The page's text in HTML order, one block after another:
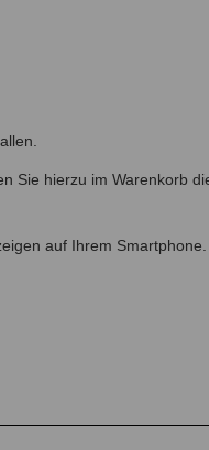
hierzu im Warenkorb
auf Ihrem Smartphone.